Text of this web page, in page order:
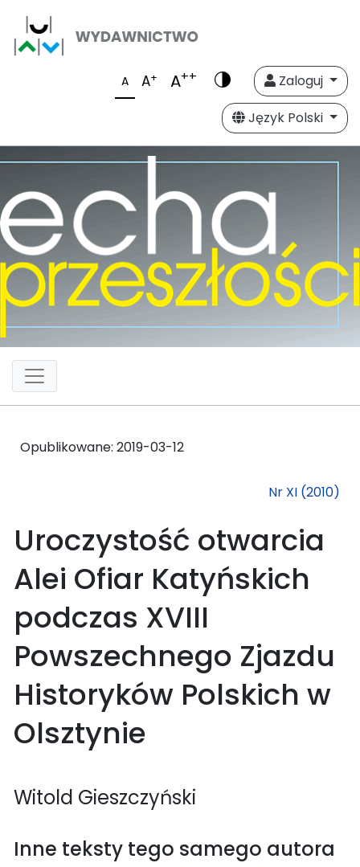
A A+ A++
Zaloguj
Język Polski
Opublikowane: 2019-03-12
Nr XI (2010)
Uroczystość otwarcia
Alei Ofiar Katyńskich
podczas XVIII
Powszechnego Zjazdu
Historyków Polskich w
Olsztynie
Witold Gieszczyński
Inne teksty tego samego autora